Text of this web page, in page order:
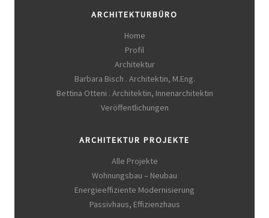
ARCHITEKTURBÜRO
Home
Profil
Architektur
Barbara Bisch . Architektin, M.Eng.
Bettina Otteni . Architektin, Innenarchitektin
Veröffentlichungen
ARCHITEKTUR PROJEKTE
Alle Projekte
Wohnungsbau – Neubau
Energieeffiziente Modernisierung
Passivhaus, Effizienzhaus